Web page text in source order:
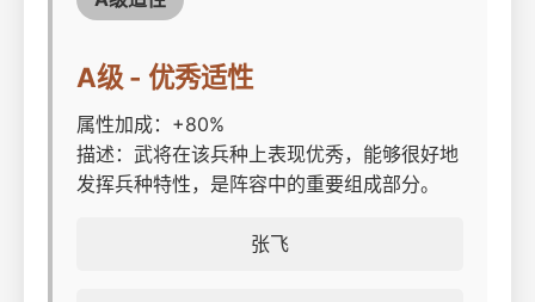
A级 - 优秀适性
属性加成：+80%
描述：武将在该兵种上表现优秀，能够很好地
发挥兵种特性，是阵容中的重要组成部分。
张飞